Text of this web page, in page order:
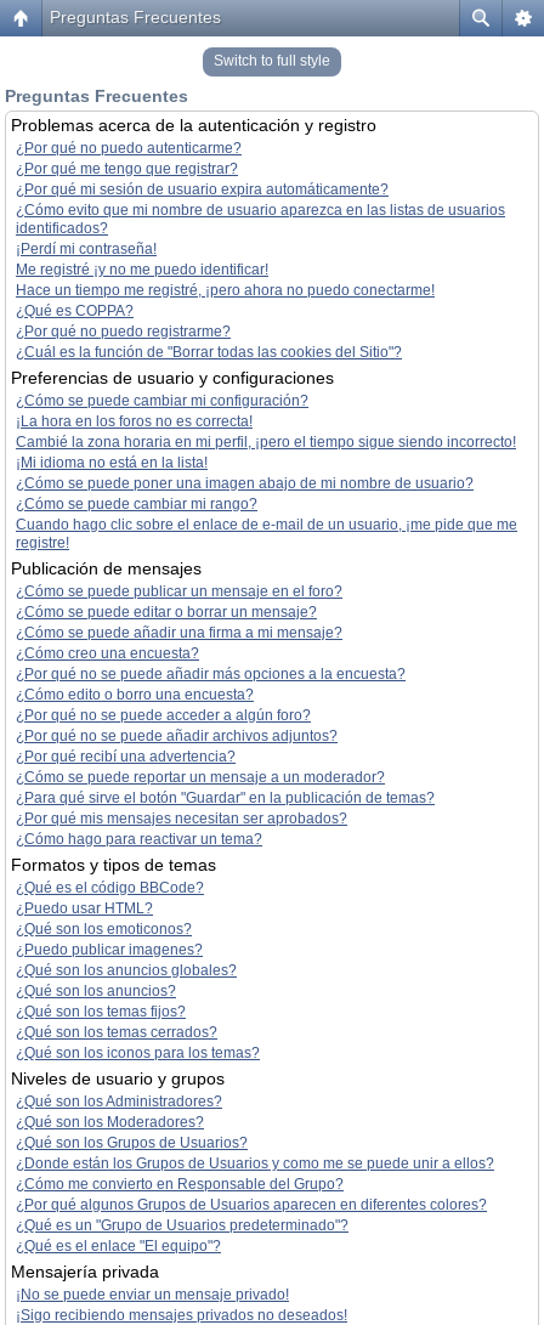
Preguntas Frecuentes
Switch to full style
Preguntas Frecuentes
Problemas acerca de la autenticación y registro
¿Por qué no puedo autenticarme?
¿Por qué me tengo que registrar?
¿Por qué mi sesión de usuario expira automáticamente?
¿Cómo evito que mi nombre de usuario aparezca en las listas de usuarios
identificados?
¡Perdí mi contraseña!
Me registré ¡y no me puedo identificar!
Hace un tiempo me registré, ¡pero ahora no puedo conectarme!
¿Qué es COPPA?
¿Por qué no puedo registrarme?
¿Cuál es la función de "Borrar todas las cookies del Sitio"?
Preferencias de usuario y configuraciones
¿Cómo se puede cambiar mi configuración?
¡La hora en los foros no es correcta!
Cambié la zona horaria en mi perfil, ¡pero el tiempo sigue siendo incorrecto!
¡Mi idioma no está en la lista!
¿Cómo se puede poner una imagen abajo de mi nombre de usuario?
¿Cómo se puede cambiar mi rango?
Cuando hago clic sobre el enlace de e-mail de un usuario, ¡me pide que me
registre!
Publicación de mensajes
¿Cómo se puede publicar un mensaje en el foro?
¿Cómo se puede editar o borrar un mensaje?
¿Cómo se puede añadir una firma a mi mensaje?
¿Cómo creo una encuesta?
¿Por qué no se puede añadir más opciones a la encuesta?
¿Cómo edito o borro una encuesta?
¿Por qué no se puede acceder a algún foro?
¿Por qué no se puede añadir archivos adjuntos?
¿Por qué recibí una advertencia?
¿Cómo se puede reportar un mensaje a un moderador?
¿Para qué sirve el botón "Guardar" en la publicación de temas?
¿Por qué mis mensajes necesitan ser aprobados?
¿Cómo hago para reactivar un tema?
Formatos y tipos de temas
¿Qué es el código BBCode?
¿Puedo usar HTML?
¿Qué son los emoticonos?
¿Puedo publicar imagenes?
¿Qué son los anuncios globales?
¿Qué son los anuncios?
¿Qué son los temas fijos?
¿Qué son los temas cerrados?
¿Qué son los iconos para los temas?
Niveles de usuario y grupos
¿Qué son los Administradores?
¿Qué son los Moderadores?
¿Qué son los Grupos de Usuarios?
¿Donde están los Grupos de Usuarios y como me se puede unir a ellos?
¿Cómo me convierto en Responsable del Grupo?
¿Por qué algunos Grupos de Usuarios aparecen en diferentes colores?
¿Qué es un "Grupo de Usuarios predeterminado"?
¿Qué es el enlace "El equipo"?
Mensajería privada
¡No se puede enviar un mensaje privado!
¡Sigo recibiendo mensajes privados no deseados!